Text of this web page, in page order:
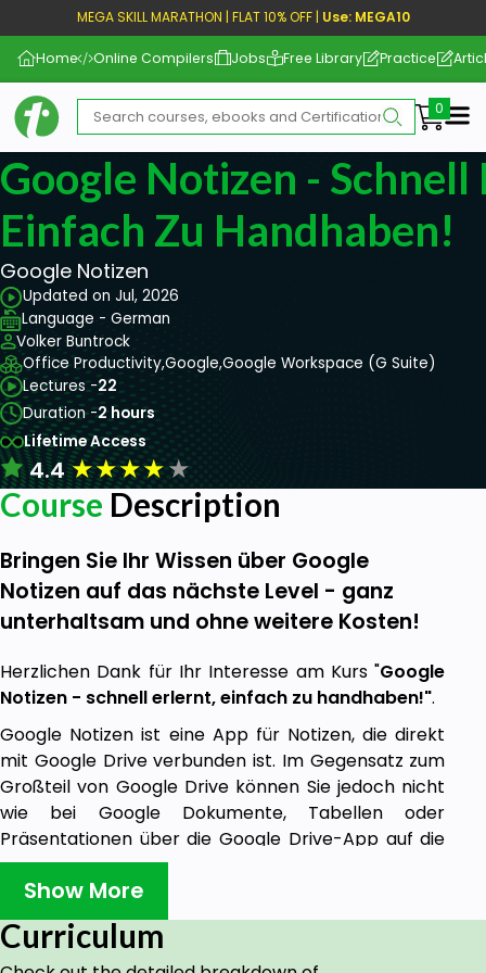
MEGA SKILL MARATHON | FLAT 10% OFF | Use: MEGA10
Home Online Compilers Jobs Free Library Practice
Google Notizen -
Einfach Zu Handhaben!
Google Notizen
Updated on Jul, 2026
Language - German
Volker Buntrock
Office Productivity,Google,Google Workspace (G Suite)
Lectures -22
Duration -2 hours
Lifetime Access
4.4★★★★★
Course Description
Bringen Sie Ihr Wissen über Google
Notizen auf das nächste Level - ganz
unterhaltsam und ohne weitere Kosten!
Herzlichen Dank für Ihr Interesse am Kurs "Google
Notizen - schnell erlernt, einfach zu handhaben!".
Google Notizen ist eine App für Notizen, die direkt
mit Google Drive verbunden ist. Im Gegensatz zum
Großteil von Google Drive können Sie jedoch nicht
wie bei Google Dokumente, Tabellen oder
Präsentationen über die Google Drive-App auf die
Notizen zugreifen- aber im Kurs erlernen Sie wie Sie
zugreifen werden!.
Die App belegt Google Drive-Speicherplatz, aber
die Notizen sind in der Regel so klein, dass Sie die
Show More
Curriculum